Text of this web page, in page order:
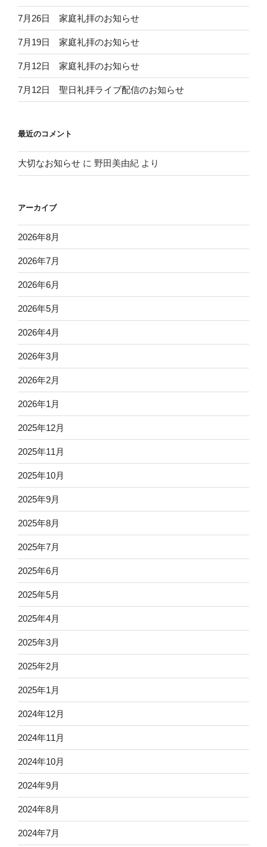
7月26日 家庭礼拝のお知らせ
7月19日 家庭礼拝のお知らせ
7月12日 家庭礼拝のお知らせ
7月12日 聖日礼拝ライブ配信のお知らせ
最近のコメント
大切なお知らせ に 野田美由紀 より
アーカイブ
2026年8月
2026年7月
2026年6月
2026年5月
2026年4月
2026年3月
2026年2月
2026年1月
2025年12月
2025年11月
2025年10月
2025年9月
2025年8月
2025年7月
2025年6月
2025年5月
2025年4月
2025年3月
2025年2月
2025年1月
2024年12月
2024年11月
2024年10月
2024年9月
2024年8月
2024年7月